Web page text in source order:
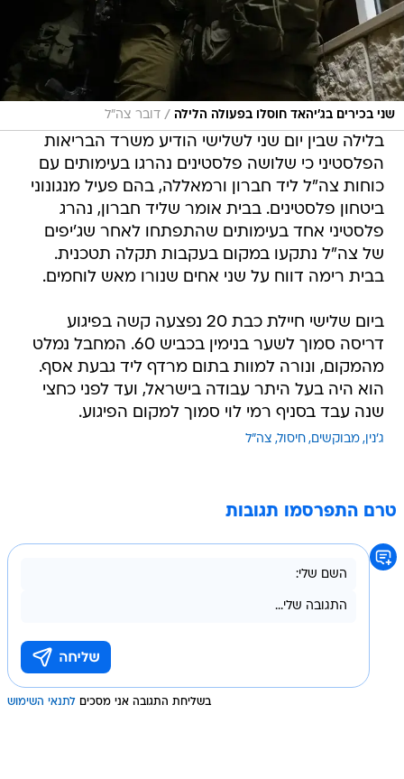
שני בכירים בג'יהאד חוסלו בפעולה הלילה / דובר צה"ל
בלילה שבין יום שני לשלישי הודיע משרד הבריאות
הפלסטיני כי שלושה פלסטינים נהרגו בעימותים עם
כוחות צה"ל ליד חברון ורמאללה, בהם פעיל מנגונוני
ביטחון פלסטינים. בבית אומר שליד חברון, נהרג
פלסטיני אחד בעימותים שהתפתחו לאחר שג'יפים
של צה"ל נתקעו במקום בעקבות תקלה תטכנית.
בבית רימה דווח על שני אחים שנורו מאש לוחמים.
ביום שלישי חיילת כבת 20 נפצעה קשה בפיגוע
דריסה סמוך לשער בנימין בכביש 60. המחבל נמלט
מהמקום, ונורה למוות בתום מרדף ליד גבעת אסף.
הוא היה בעל היתר עבודה בישראל, ועד לפני כחצי
שנה עבד בסניף רמי לוי סמוך למקום הפיגוע.
ג'נין מבוקשים חיסול צה"ל
טרם התפרסמו תגובות
בשליחת התגובה אני מסכים לתנאי השימוש